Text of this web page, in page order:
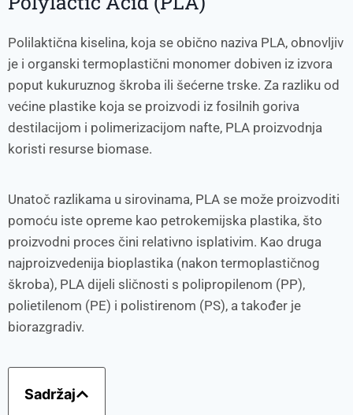
Polilaktična kiselina, koja se obično naziva PLA, obnovljiv
je i organski termoplastični monomer dobiven iz izvora
poput kukuruznog škroba ili šećerne trske. Za razliku od
većine plastike koja se proizvodi iz fosilnih goriva
destilacijom i polimerizacijom nafte, PLA proizvodnja
koristi resurse biomase.
Unatoč razlikama u sirovinama, PLA se može proizvoditi
pomoću iste opreme kao petrokemijska plastika, što
proizvodni proces čini relativno isplativim. Kao druga
najproizvedenija bioplastika (nakon termoplastičnog
škroba), PLA dijeli sličnosti s polipropilenom (PP),
polietilenom (PE) i polistirenom (PS), a također je
biorazgradiv.
Sadržaj